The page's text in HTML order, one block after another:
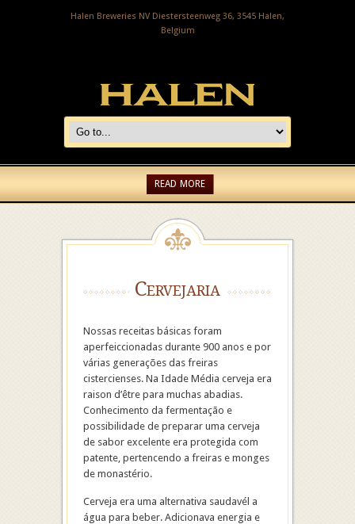
Halen Breweries NV Diestersteenweg 36, 3545 Halen,
Belgium
READ MORE
Cervejaria
Nossas receitas básicas foram
aperfeiccionadas durante 900 anos e por
várias generações das freiras
cistercienses. Na Idade Média cerveja era
raison d’être para muchas abadias.
Conhecimento da fermentação e
possibilidade de preparar uma cerveja
de sabor excelente era protegida com
patente, pertencendo a freiras e monges
de monastério.
Cerveja era uma alternativa saudavél a
água para beber. Adicionava energia e